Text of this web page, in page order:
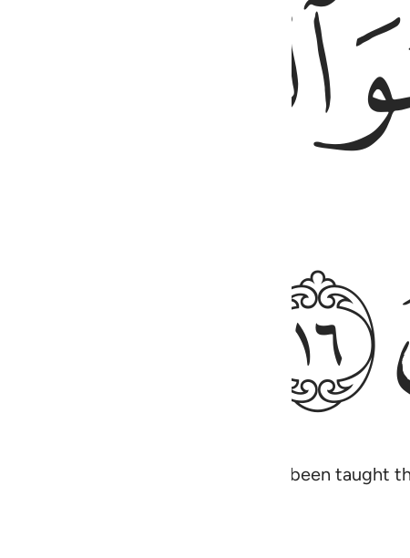
ﱱ
ﱳ
who said, “O people! We have been taught